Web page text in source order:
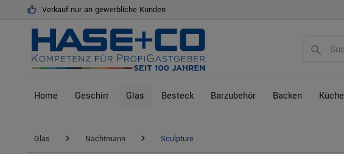
Zur Hauptnavigation springen
Verkauf nur an gewerbliche Kunden
Home Geschirr Glas Besteck Barzubehör Backen Küche
Glas Nachtmann Sculpture